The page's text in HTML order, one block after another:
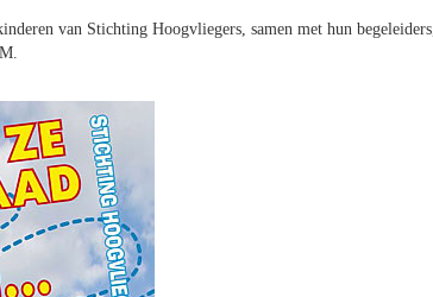
van Stichting Hoogvliegers, samen met hun begeleiders,